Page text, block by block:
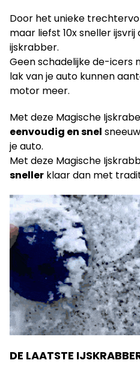
Door het unieke
maar liefst 10x sneller
ijskrabber.
Geen schadelijke de-icers
lak van je auto kunnen
motor meer.
Met deze Magische
eenvoudig en snel
je auto.
Met deze Magische
sneller klaar dan met
DE LAATSTE